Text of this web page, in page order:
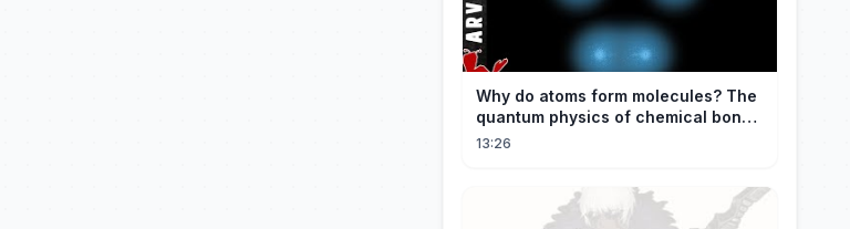
Why do atoms form molecules? The
quantum physics of chemical bonds
explained
13:26